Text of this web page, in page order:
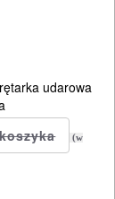
udarowa
(w